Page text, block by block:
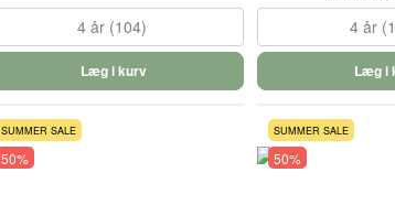
4 år (104)
Læg i kurv
4 år
Læg i
SUMMER SALE
50%
SUMMER SALE
50%